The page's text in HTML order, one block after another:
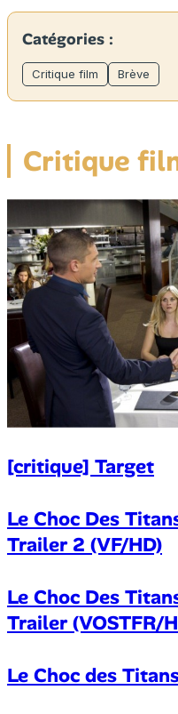
Catégories :
Critique film Brève
Critique
[critique] Target
Le Choc Des
Trailer 2 (VF/HD)
Le Choc Des
Trailer (VOSTFR/
Le Choc des